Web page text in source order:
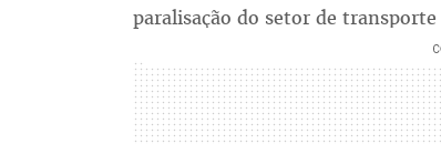
paralisação do setor de